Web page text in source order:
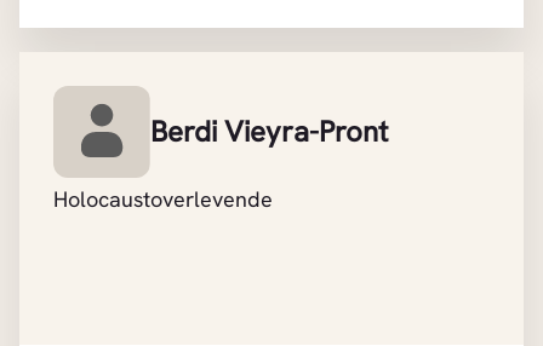
Berdi Vieyra-Pront
Holocaustoverlevende